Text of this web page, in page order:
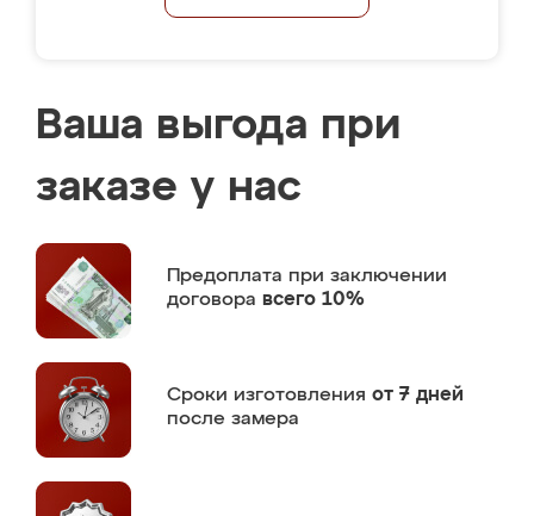
Ваша выгода при
заказе у нас
Предоплата при заключении
договора всего 10%
Сроки изготовления от 7 дней
после замера